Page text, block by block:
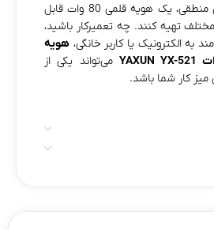
می‌خواهند با هزینه‌ای منطقی، یک هویه قلمی 80 وات قابل
تهیه کنند. چه تعمیرکار باشید،
به الکترونیک یا کاربر خانگی، هویه
می‌تواند یکی از
میز کار شما باشد.